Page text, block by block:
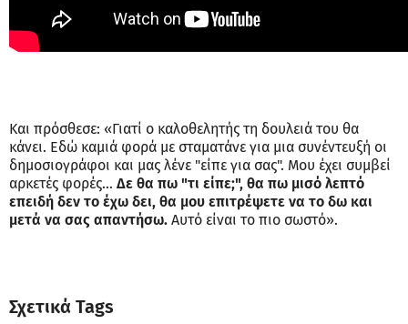
Και πρόσθεσε: «Γιατί ο καλοθελητής τη δουλειά του θα
κάνει. Εδώ καμιά φορά με σταματάνε για μια συνέντευξή οι
δημοσιογράφοι και μας λένε "είπε για σας". Μου έχει συμβεί
αρκετές φορές… Δε θα πω "τι είπε;", θα πω μισό λεπτό
επειδή δεν το έχω δει, θα μου επιτρέψετε να το δω και
μετά να σας απαντήσω. Αυτό είναι το πιο σωστό».
Σχετικά Tags